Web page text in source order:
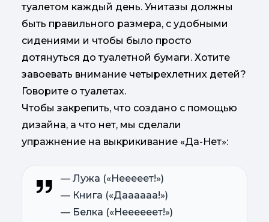
туалетом каждый день. Унитазы должны
быть правильного размера, с удобными
сидениями и чтобы было просто
дотянуться до туалетной бумаги. Хотите
завоевать внимание четырехлетних детей?
Говорите о туалетах.
Чтобы закрепить, что создано с помощью
дизайна, а что нет, мы сделали
упражнение на выкрикивание «Да-Нет»:
— Лужа («Нееееет!»)
— Книга («Даааааа!»)
— Белка («Неееееет!»)